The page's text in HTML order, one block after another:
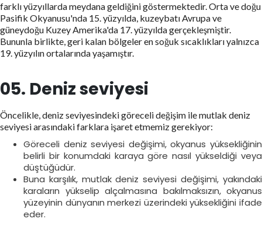
farklı yüzyıllarda meydana geldiğini göstermektedir. Orta ve doğu
Pasifik Okyanusu'nda 15. yüzyılda, kuzeybatı Avrupa ve
güneydoğu Kuzey Amerika'da 17. yüzyılda gerçekleşmiştir.
Bununla birlikte, geri kalan bölgeler en soğuk sıcaklıkları yalnızca
19. yüzyılın ortalarında yaşamıştır.
05. Deniz seviyesi
Öncelikle, deniz seviyesindeki göreceli değişim ile mutlak deniz
seviyesi arasındaki farklara işaret etmemiz gerekiyor:
Göreceli deniz seviyesi değişimi, okyanus yüksekliğinin
belirli bir konumdaki karaya göre nasıl yükseldiği veya
düştüğüdür.
Buna karşılık, mutlak deniz seviyesi değişimi, yakındaki
karaların yükselip alçalmasına bakılmaksızın, okyanus
yüzeyinin dünyanın merkezi üzerindeki yüksekliğini ifade
eder.